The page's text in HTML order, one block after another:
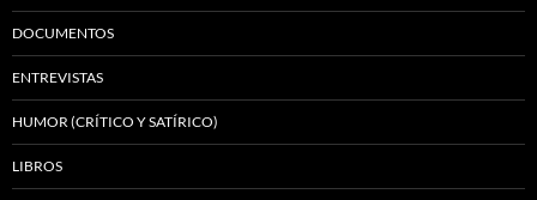
DOCUMENTOS
ENTREVISTAS
HUMOR (CRÍTICO Y SATÍRICO)
LIBROS